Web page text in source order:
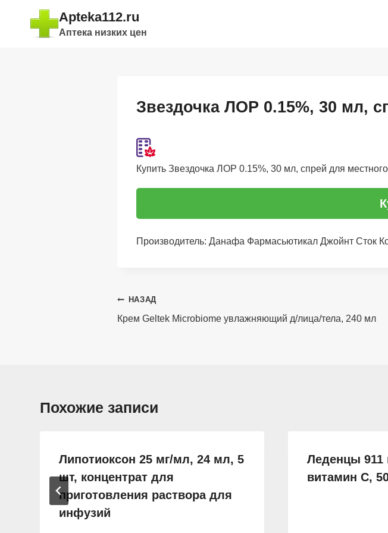
содержимому
Apteka112.ru
Аптека низких цен
Звездочка ЛОР 0.15%, 30 мл,
Купить Звездочка ЛОР 0.15%, 30 мл, спрей для
Производитель: Данафа Фармасьютикал Джойнт Сток
Навигация
по
НАЗАД
Крем Geltek Microbiome увлажняющий д/лица/тела, 240 мл
Похожие записи
Липотиоксон 25 мг/мл, 24 мл, 5
шт, концентрат для
приготовления раствора для
инфузий
Леденцы
витамин С,